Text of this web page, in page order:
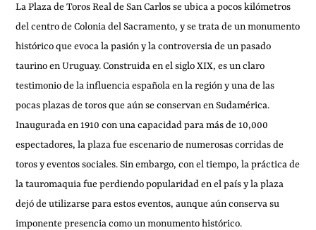
La Plaza de Toros Real de San Carlos se ubica a pocos kilómetros
del centro de Colonia del Sacramento, y se trata de un monumento
histórico que evoca la pasión y la controversia de un pasado
taurino en Uruguay. Construida en el siglo XIX, es un claro
testimonio de la influencia española en la región y una de las
pocas plazas de toros que aún se conservan en Sudamérica.
Inaugurada en 1910 con una capacidad para más de 10,000
espectadores, la plaza fue escenario de numerosas corridas de
toros y eventos sociales. Sin embargo, con el tiempo, la práctica de
la tauromaquia fue perdiendo popularidad en el país y la plaza
dejó de utilizarse para estos eventos, aunque aún conserva su
imponente presencia como un monumento histórico.